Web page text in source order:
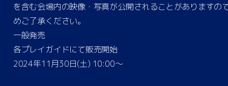
を含む会場内の映像・写真が公開されることがありますの
めご了承ください。
一般発売
各プレイガイドにて販売開始
2024年11月30日(土) 10:00〜